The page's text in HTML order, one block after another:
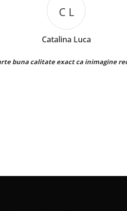
C L
Catalina Luca
buna calitate exact ca inimagine